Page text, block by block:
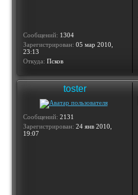
Сообщений: 1304
Зарегистрирован: 05 мар 2010,
23:13
Откуда: Псков
toster
Сообщений: 2131
Зарегистрирован: 24 янв 2010,
19:07